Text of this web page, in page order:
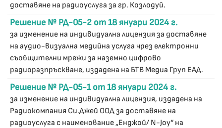
доставяне на радиоуслуга за гр. Козлодуй.
Решение № РД-05-2 от 18 януари 2024 г.
за изменение на индивидуална лицензия за доставяне
на аудио-визуална медийна услуга чрез електронни
съобщителни мрежи за наземно цифрово
радиоразпръскване, издадена на БТВ Медиа Груп ЕАД.
Решение № РД-05-1 от 18 януари 2024 г.
за изменение на индивидуална лицензия, издадена на
Радиокомпания Си.Джей ООД за доставяне на
радиоуслуга с наименование „Енджой/ N-Joy“ на